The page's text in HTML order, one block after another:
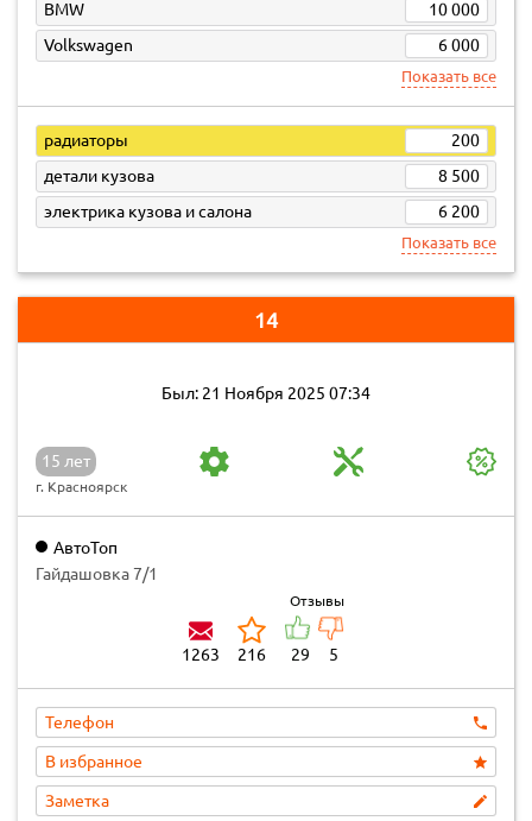
BMW
10 000
Volkswagen
6 000
Показать все
радиаторы
200
детали кузова
8 500
электрика кузова и салона
6 200
Показать все
14
Был: 21 Ноября 2025 07:34
15 лет
г. Красноярск
АвтоТоп
Гайдашовка 7/1
1263 216
Отзывы
29 5
Телефон
В избранное
Заметка